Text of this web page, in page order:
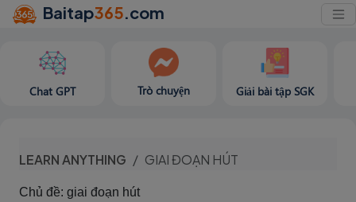
Baitap365.com
Chat GPT Trò chuyện Giải bài tập SGK
LEARN ANYTHING GIAI ĐOẠN HÚT
Chủ đề: giai đoạn hút